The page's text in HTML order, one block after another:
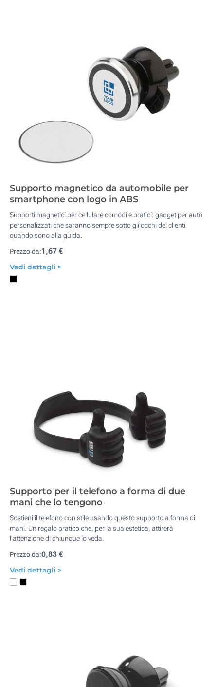
Supporto magnetico da automobile per
smartphone con logo in ABS
Supporti magnetici per cellulare comodi e pratici: gadget per auto
personalizzati che saranno sempre sotto gli occhi dei clienti
quando sono alla guida.
Prezzo da:1,67 €
Vedi dettagli >
Supporto per il telefono a forma di due
mani che lo tengono
Sostieni il telefono con stile usando questo supporto a forma di
mani. Un regalo pratico che, per la sua estetica, attirerà
l'attenzione di chiunque lo veda.
Prezzo da:0,83 €
Vedi dettagli >